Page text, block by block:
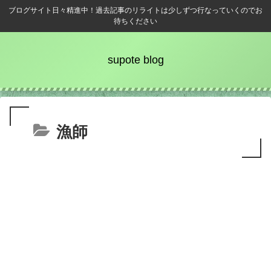
ブログサイト日々精進中！過去記事のリライトは少しずつ行なっていくのでお
待ちください
supote blog
漁師